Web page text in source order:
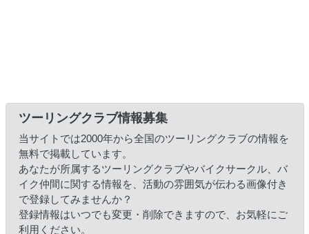
ツーリングクラブ情報募集
当サイトでは2000年から全国のツーリングクラブの情報を
無料で掲載しています。
あなたが所属するツーリングクラブやバイクサークル、バ
イク仲間に関する情報を、活動の雰囲気が伝わる画像付き
で登録してみませんか？
登録情報はいつでも変更・削除できますので、お気軽にご
利用ください。